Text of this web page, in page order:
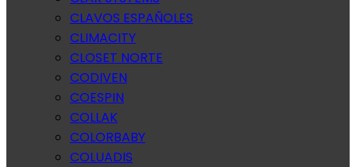
CLAVOS ESPAÑOLES
CLIMACITY
CLOSET NORTE
CODIVEN
COESPIN
COLLAK
COLORBABY
COLUADIS